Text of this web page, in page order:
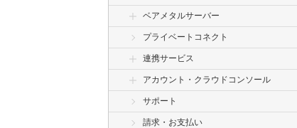
ベアメタルサーバー
プライベートコネクト
連携サービス
アカウント・クラウドコンソール
サポート
請求・お支払い